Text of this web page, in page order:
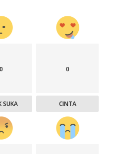
0
SUKA
0
CINTA